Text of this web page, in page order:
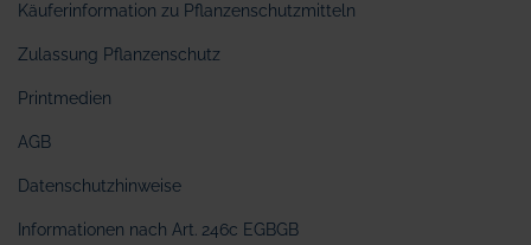
Käuferinformation zu Pflanzenschutzmitteln
Zulassung Pflanzenschutz
Printmedien
AGB
Datenschutzhinweise
Informationen nach Art. 246c EGBGB